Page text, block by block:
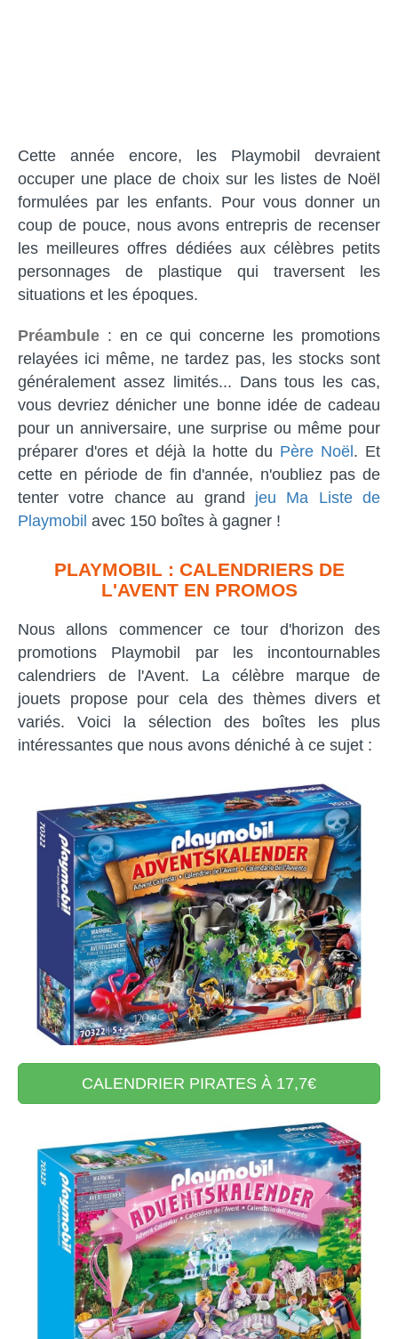
Cette année encore, les Playmobil devraient
occuper une place de choix sur les listes de Noël
formulées par les enfants. Pour vous donner un
coup de pouce, nous avons entrepris de recenser
les meilleures offres dédiées aux célèbres petits
personnages de plastique qui traversent les
situations et les époques.
Préambule : en ce qui concerne les promotions
relayées ici même, ne tardez pas, les stocks sont
généralement assez limités... Dans tous les cas,
vous devriez dénicher une bonne idée de cadeau
pour un anniversaire, une surprise ou même pour
préparer d'ores et déjà la hotte du Père Noël . Et
cette en période de fin d'année, n'oubliez pas de
tenter votre chance au grand jeu Ma Liste de
Playmobil avec 150 boîtes à gagner !
PLAYMOBIL : CALENDRIERS DE
L'AVENT EN PROMOS
Nous allons commencer ce tour d'horizon des
promotions Playmobil par les incontournables
calendriers de l'Avent. La célèbre marque de
jouets propose pour cela des thèmes divers et
variés. Voici la sélection des boîtes les plus
intéressantes que nous avons déniché à ce sujet :
CALENDRIER PIRATES À 17,7€